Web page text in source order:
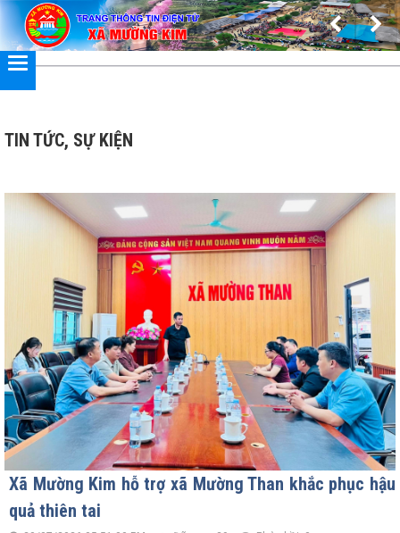
TIN TỨC, SỰ KIỆN
Xã Mường Kim hỗ trợ xã Mường Than khắc phục hậu
quả thiên tai
Đã kết nối EMC